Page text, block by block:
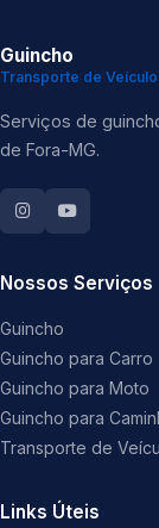
Guincho
Transporte de
Serviços de
de Fora-MG.
Nossos Serviços
Guincho
Guincho para Carro
Guincho para Moto
Guincho para
Transporte de
Links Úteis